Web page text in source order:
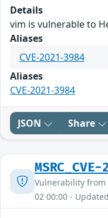
Details
vim is vulnerable to
Aliases
CVE-2021-3984
Aliases
CVE-2021-3984
JSON Share
Vulnerability from
02 00:00 -